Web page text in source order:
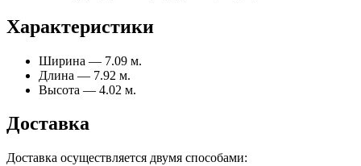
Характеристики
Ширина — 7.09 м.
Длина — 7.92 м.
Высота — 4.02 м.
Доставка
Доставка осуществляется двумя способами: